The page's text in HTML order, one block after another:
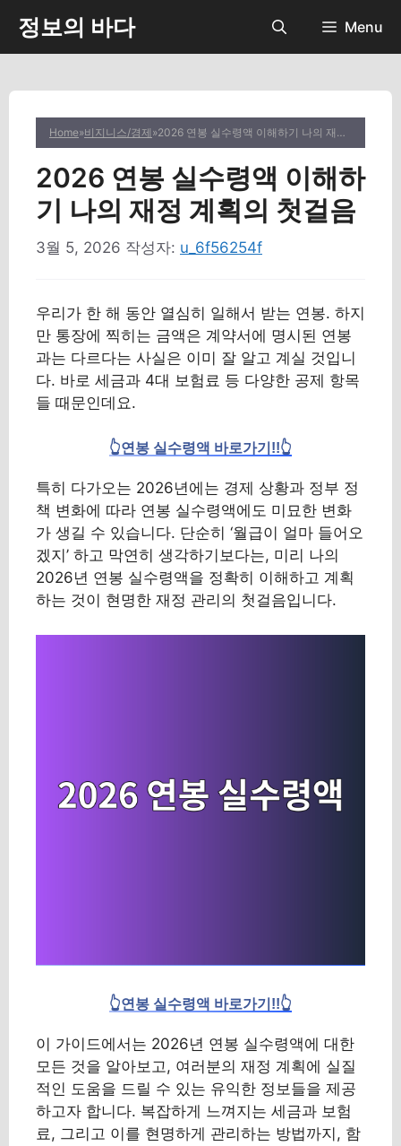
츠
건
정보의 바다 Menu
Home»비지니스/경제 » 2026 연봉 실수령액 이해하기 나의 재정 계획의 첫걸음
2026 연봉 실수령액 이해하
기 나의 재정 계획의 첫걸음
3월 5, 2026 작성자: u_6f56254f
우리가 한 해 동안 열심히 일해서 받는 연봉. 하지
만 통장에 찍히는 금액은 계약서에 명시된 연봉
과는 다르다는 사실은 이미 잘 알고 계실 것입니
다. 바로 세금과 4대 보험료 등 다양한 공제 항목
들 때문인데요.
👆연봉 실수령액 바로가기!!👆
특히 다가오는 2026년에는 경제 상황과 정부 정
책 변화에 따라 연봉 실수령액에도 미묘한 변화
가 생길 수 있습니다. 단순히 ‘월급이 얼마 들어오
겠지’ 하고 막연히 생각하기보다는, 미리 나의
2026년 연봉 실수령액을 정확히 이해하고 계획
하는 것이 현명한 재정 관리의 첫걸음입니다.
👆연봉 실수령액 바로가기!!👆
이 가이드에서는 2026년 연봉 실수령액에 대한
모든 것을 알아보고, 여러분의 재정 계획에 실질
적인 도움을 드릴 수 있는 유익한 정보들을 제공
하고자 합니다. 복잡하게 느껴지는 세금과 보험
료, 그리고 이를 현명하게 관리하는 방법까지, 함